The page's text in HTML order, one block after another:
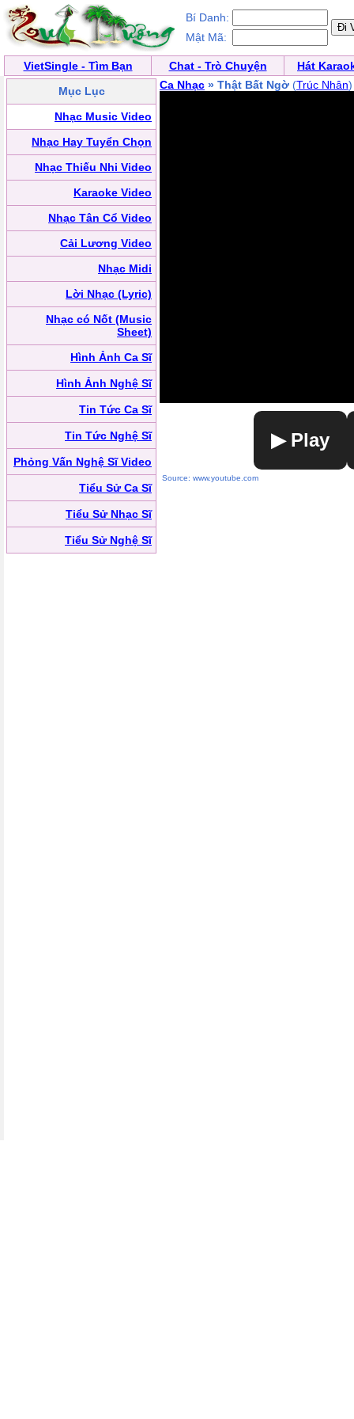
Bí Danh:
Mật Mã:
VietSingle - Tìm Bạn Chat - Trò Chuyện
Hát
Mục Lục
Nhạc Music Video
Nhạc Hay Tuyển Chọn
Nhạc Thiếu Nhi Video
Karaoke Video
Nhạc Tân Cổ Video
Cải Lương Video
Nhạc Midi
Lời Nhạc (Lyric)
Nhạc có Nốt (Music
Sheet)
Hình Ảnh Ca Sĩ
Hình Ảnh Nghệ Sĩ
Tin Tức Ca Sĩ
Tin Tức Nghệ Sĩ
Phỏng Vấn Nghệ Sĩ Video
Tiểu Sử Ca Sĩ
Tiểu Sử Nhạc Sĩ
Tiểu Sử Nghệ Sĩ
Ca Nhạc » Thật Bất Ngờ (Trúc Nhân)
▶ Play
Source: www.youtube.com